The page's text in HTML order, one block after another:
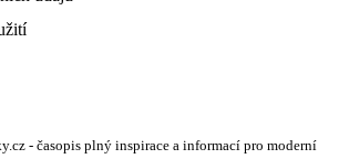
- časopis plný inspirace a informací pro moderní